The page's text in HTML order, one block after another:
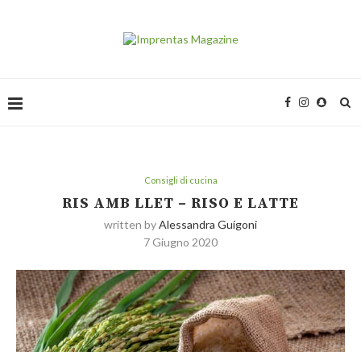
Consigli di cucina
RIS AMB LLET – RISO E LATTE
written byAlessandra Guigoni
7 Giugno 2020